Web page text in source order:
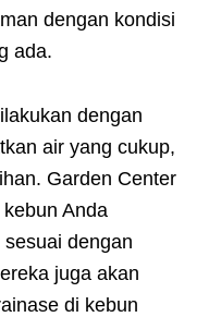
dengan kondisi
ada.
dengan
air yang cukup,
Garden Center
Anda
dengan
juga akan
di kebun